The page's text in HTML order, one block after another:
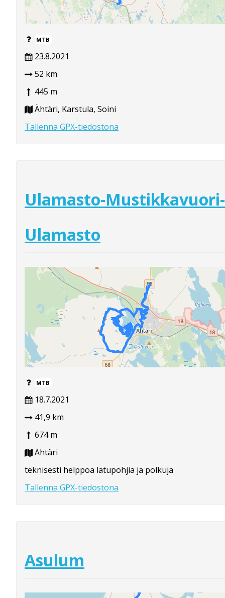
MTB
23.8.2021
52 km
445 m
Ähtäri, Karstula, Soini
Tallenna GPX-tiedostona
Ulamasto-Mustikkavuori-
Ulamasto
MTB
18.7.2021
41,9 km
674 m
Ähtäri
teknisesti helppoa latupohjia ja polkuja
Tallenna GPX-tiedostona
Asulum